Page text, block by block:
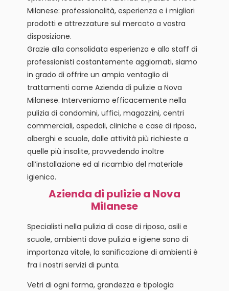
Milanese: professionalità, esperienza e i migliori
prodotti e attrezzature sul mercato a vostra
disposizione.
Grazie alla consolidata esperienza e allo staff di
professionisti costantemente aggiornati, siamo
in grado di offrire un ampio ventaglio di
trattamenti come Azienda di pulizie a Nova
Milanese. Interveniamo efficacemente nella
pulizia di condomini, uffici, magazzini, centri
commerciali, ospedali, cliniche e case di riposo,
alberghi e scuole, dalle attività più richieste a
quelle più insolite, provvedendo inoltre
all’installazione ed al ricambio del materiale
igienico.
Azienda di pulizie a Nova
Milanese
Specialisti nella pulizia di case di riposo, asili e
scuole, ambienti dove pulizia e igiene sono di
importanza vitale, la sanificazione di ambienti è
fra i nostri servizi di punta.
Vetri di ogni forma, grandezza e tipologia